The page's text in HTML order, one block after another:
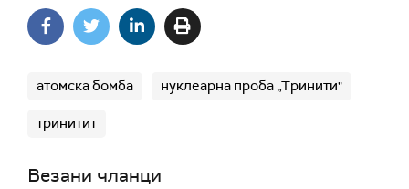
атомска бомба нуклеарна проба „Тринити"
тринитит
Везани чланци